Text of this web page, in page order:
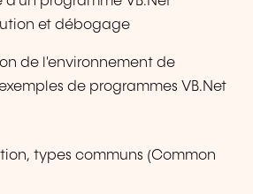
et débogage
de l'environnement de
de programmes VB.Net
types communs (Common